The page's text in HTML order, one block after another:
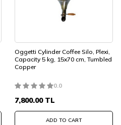
Oggetti Cylinder Coffee Silo, Plexi,
Capacity 5 kg, 15x70 cm, Tumbled
Copper
0.0
7,800.00TL
ADD TO CART